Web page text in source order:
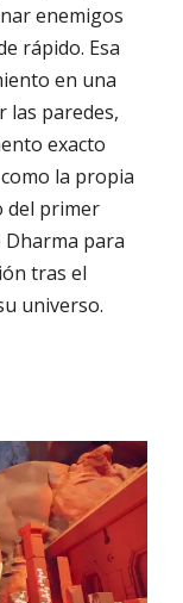
enemigos
rápido. Esa
en una
las paredes,
exacto
la propia
del primer
para
tras el
universo.